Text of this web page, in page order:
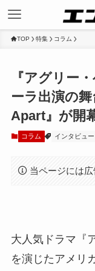
TOP 特集 コラム
『アグリー
ーラ出演の
Apart』が開
コラム インタビュー
当ページには
大人気ドラマ『
を演じたアメリ